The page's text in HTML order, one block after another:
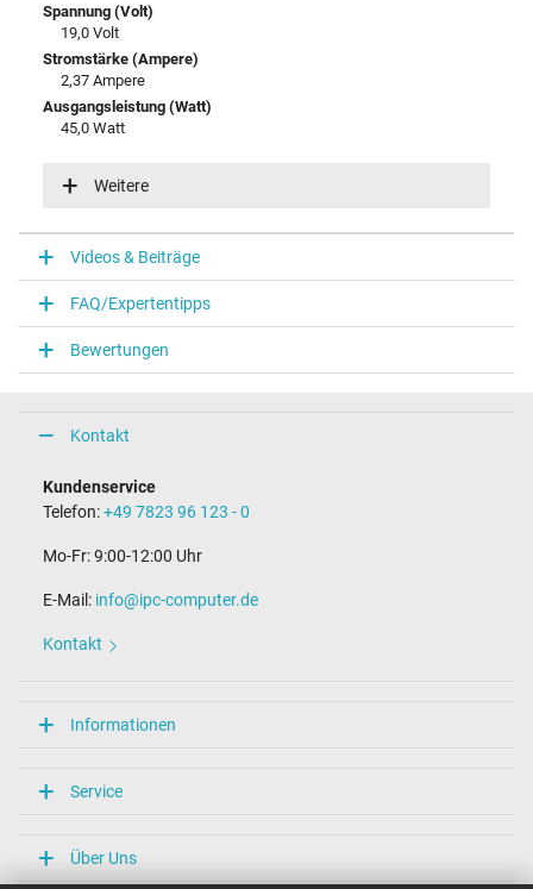
Spannung (Volt)
19,0 Volt
Stromstärke (Ampere)
2,37 Ampere
Ausgangsleistung (Watt)
45,0 Watt
100-240V / 50-60Hz
Notebook Stecker
Steckertyp / -form
rund / 90° abgewinkelt
Steckerlänge (mm)
9,8 mm
4,0 mm / 1,2 mm
Länge Anschlusskabel (m) (ca.)
2.00 m
Maße
Länge / Breite / Höhe
Überlast-, kurzschluss- und überhitzungsgeschützt
CE
Kategorisierung
Weitere
Videos & Beiträge
FAQ/Expertentipps
Bewertungen
Kontakt
Kundenservice
Telefon:+49 7823 96 123 - 0
Mo-Fr: 9:00-12:00 Uhr
E-Mail: info@ipc-computer.de
Kontakt
Informationen
Service
Über Uns